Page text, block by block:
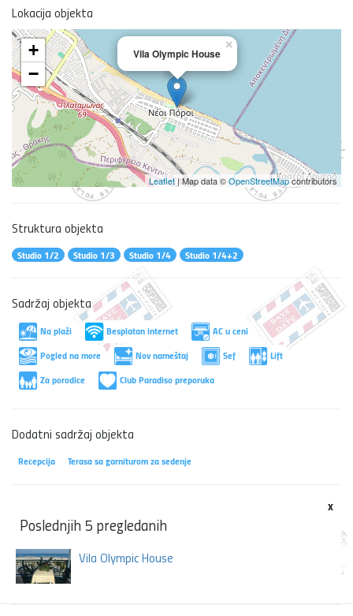
Lokacija objekta
Vila Olympic House
×
+
−
Leaflet| Map data ©OpenStreetMapcontributors
Struktura objekta
Studio 1/2 Studio 1/3 Studio 1/4 Studio 1/4+2
Sadržaj objekta
Na plaži Besplatan internet
AC u ceni
Pogled na more
Nov nameštaj Sef
Lift
Za porodice
Club Paradiso preporuka
Dodatni sadržaj objekta
Recepcija Terasa sa garniturom za sedenje
x
Poslednjih 5 pregledanih
Vila Olympic House